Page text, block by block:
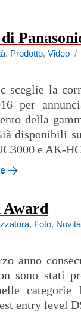
, Prodotto,Video
sceglie la
per
della
disponibili
e AK-
→
Award
, Foto, Novità
anno
sono stati
categorie
entry level